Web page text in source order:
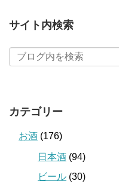
サイト内検索
カテゴリー
お酒 (176)
日本酒 (94)
ビール (30)